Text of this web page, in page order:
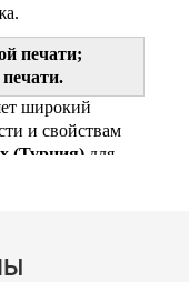
печати;
широкий
и свойствам
(Турция) для